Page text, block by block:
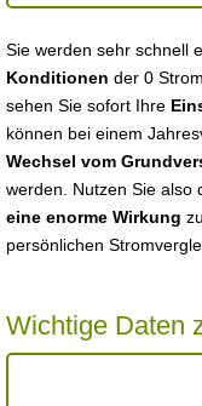
Sie werden sehr schnell
Konditionen der 0
sehen Sie sofort Ihre
können bei einem
Wechsel vom
werden. Nutzen Sie also
eine enorme Wirkung
persönlichen
Wichtige Daten